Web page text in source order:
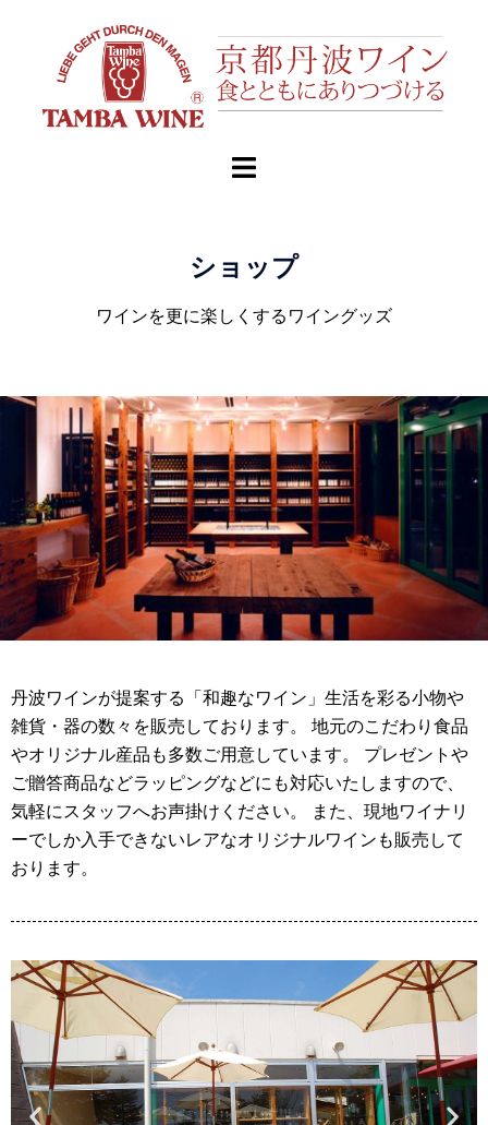
ショップ
ワインを更に楽しくするワイングッズ
丹波ワインが提案する「和趣なワイン」生活を彩る小物や
雑貨・器の数々を販売しております。 地元のこだわり食品
やオリジナル産品も多数ご用意しています。 プレゼントや
ご贈答商品などラッピングなどにも対応いたしますので、
気軽にスタッフへお声掛けください。 また、現地ワイナリ
ーでしか入手できないレアなオリジナルワインも販売して
おります。